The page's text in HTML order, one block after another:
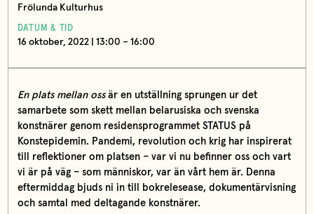
Frölunda Kulturhus
DATUM & TID
16 oktober, 2022 | 13:00 – 16:00
En plats mellan ossär en utställning sprungen ur det
samarbete som skett mellan belarusiska och svenska
konstnärer genom residensprogrammet STATUS på
Konstepidemin. Pandemi, revolution och krig har inspirerat
till reflektioner om platsen – var vi nu befinner oss och vart
vi är på väg – som människor, var än vårt hem är. Denna
eftermiddag bjuds ni in till bokrelesease, dokumentärvisning
och samtal med deltagande konstnärer.